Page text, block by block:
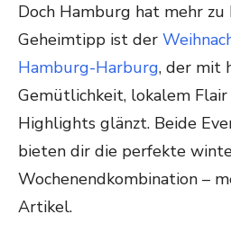
Doch Hamburg hat mehr
Geheimtipp ist der
Hamburg-Harburg, der mit
Gemütlichkeit, lokalem
Highlights glänzt. Beide
bieten dir die perfekte
Wochenendkombination –
Artikel.